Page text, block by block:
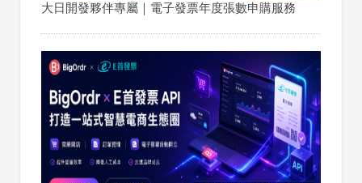
大日開發夥伴專屬｜電子發票年度張數申購服務